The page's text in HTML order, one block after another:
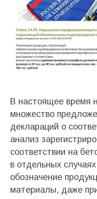
В настоящее время
множество
деклараций о
анализ
соответствии на
в отдельных
обозначение
материалы, даже